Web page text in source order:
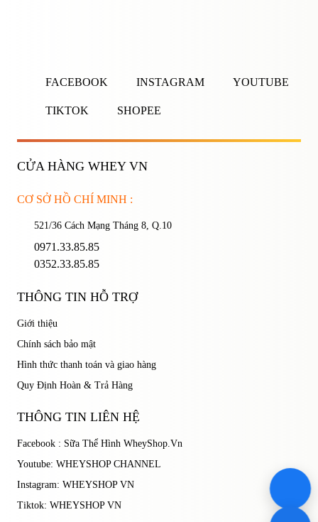
Nhập tên đăng nhập/email và mật khẩu để đăng nhập.
ĐĂNG NHẬP
FACEBOOK INSTAGRAM YOUTUBE
TIKTOK SHOPEE
CỬA HÀNG WHEY VN
CƠ SỞ HỒ CHÍ MINH :
521/36 Cách Mạng Tháng 8, Q.10
0971.33.85.85
0352.33.85.85
THÔNG TIN HỖ TRỢ
Giới thiệu
Chính sách bảo mật
Hình thức thanh toán và giao hàng
Quy Định Hoàn & Trả Hàng
THÔNG TIN LIÊN HỆ
Facebook : Sữa Thể Hình WheyShop.Vn
Youtube: WHEYSHOP CHANNEL
Instagram: WHEYSHOP VN
Tiktok: WHEYSHOP VN